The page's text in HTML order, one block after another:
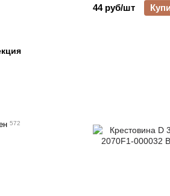
44 руб/шт
572